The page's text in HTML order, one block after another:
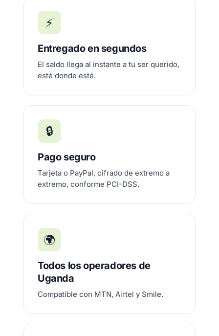
⚡
Entregado en segundos
El saldo llega al instante a tu ser querido,
esté donde esté.
🔒
Pago seguro
Tarjeta o PayPal, cifrado de extremo a
extremo, conforme PCI-DSS.
🌍
Todos los operadores de
Uganda
Compatible con MTN, Airtel y Smile.